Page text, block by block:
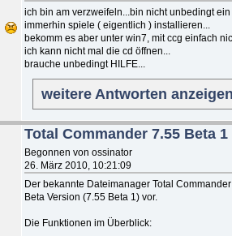
ich bin am verzweifeln...bin nicht unbedingt
immerhin spiele ( eigentlich ) installieren...
bekomm es aber unter win7, mit ccg einfach
ich kann nicht mal die cd öffnen...
brauche unbedingt HILFE...
weitere Antworten
Total Commander 7.55 Beta 1
Begonnen von ossinator
26. März 2010, 10:21:09
Der bekannte Dateimanager Total
Beta Version (7.55 Beta 1) vor.
Die Funktionen im Überblick: